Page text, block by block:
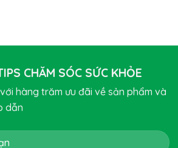
CHĂM SÓC SỨC KHỎE
hàng trăm ưu đãi về sản phẩm và
dẫn